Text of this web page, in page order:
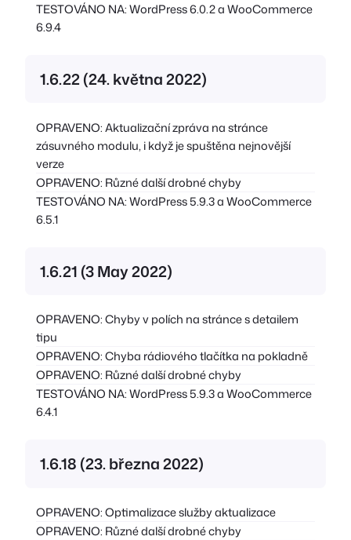
TESTOVÁNO NA: WordPress 6.0.2 a WooCommerce
6.9.4
1.6.22 (24. května 2022)
OPRAVENO: Aktualizační zpráva na stránce
zásuvného modulu, i když je spuštěna nejnovější
verze
OPRAVENO: Různé další drobné chyby
TESTOVÁNO NA: WordPress 5.9.3 a WooCommerce
6.5.1
1.6.21 (3 May 2022)
OPRAVENO: Chyby v polích na stránce s detailem
tipu
OPRAVENO: Chyba rádiového tlačítka na pokladně
OPRAVENO: Různé další drobné chyby
TESTOVÁNO NA: WordPress 5.9.3 a WooCommerce
6.4.1
1.6.18 (23. března 2022)
OPRAVENO: Optimalizace služby aktualizace
OPRAVENO: Různé další drobné chyby